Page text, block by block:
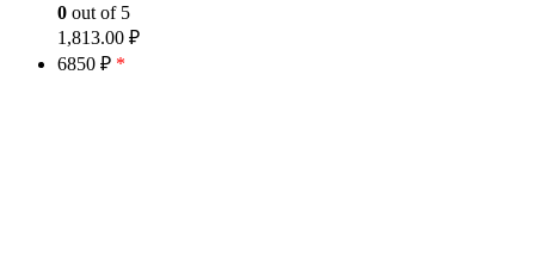
0 out of 5
1,813.00 ₽
6850 ₽ *